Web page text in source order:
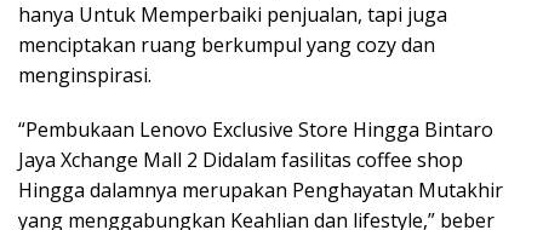
hanya Untuk Memperbaiki penjualan, tapi juga
menciptakan ruang berkumpul yang cozy dan
menginspirasi.
“Pembukaan Lenovo Exclusive Store Hingga Bintaro
Jaya Xchange Mall 2 Didalam fasilitas coffee shop
Hingga dalamnya merupakan Penghayatan Mutakhir
yang menggabungkan Keahlian dan lifestyle,” beber